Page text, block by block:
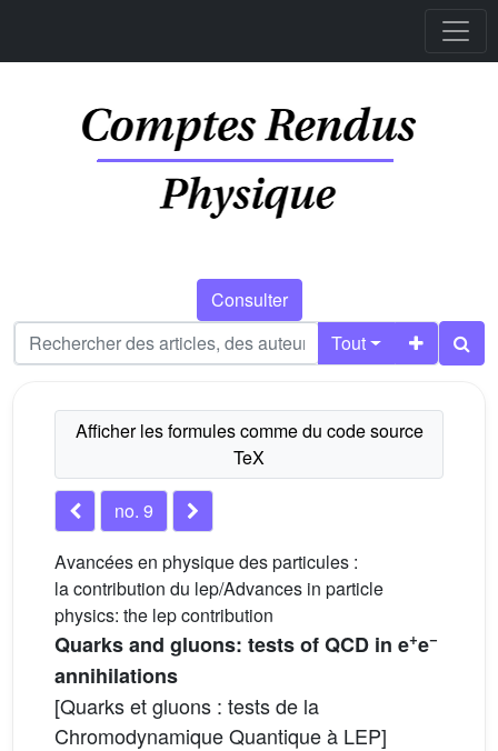
Consulter
Tout
no. 9
Avancées en physique des particules :
la contribution du lep/Advances in particle
physics: the lep contribution
Quarks and gluons: tests of QCD in e+e−
annihilations
[Quarks et gluons : tests de la
Chromodynamique Quantique à LEP]